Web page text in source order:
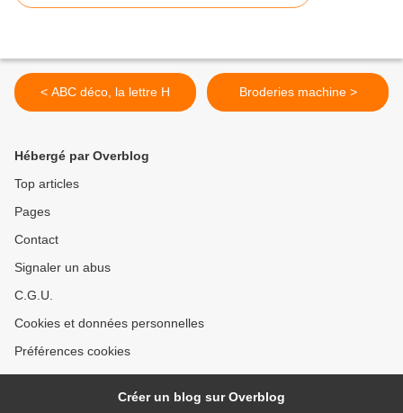
< ABC déco, la lettre H Broderies machine >
Hébergé par Overblog
Top articles
Pages
Contact
Signaler un abus
C.G.U.
Cookies et données personnelles
Préférences cookies
Créer un blog sur Overblog